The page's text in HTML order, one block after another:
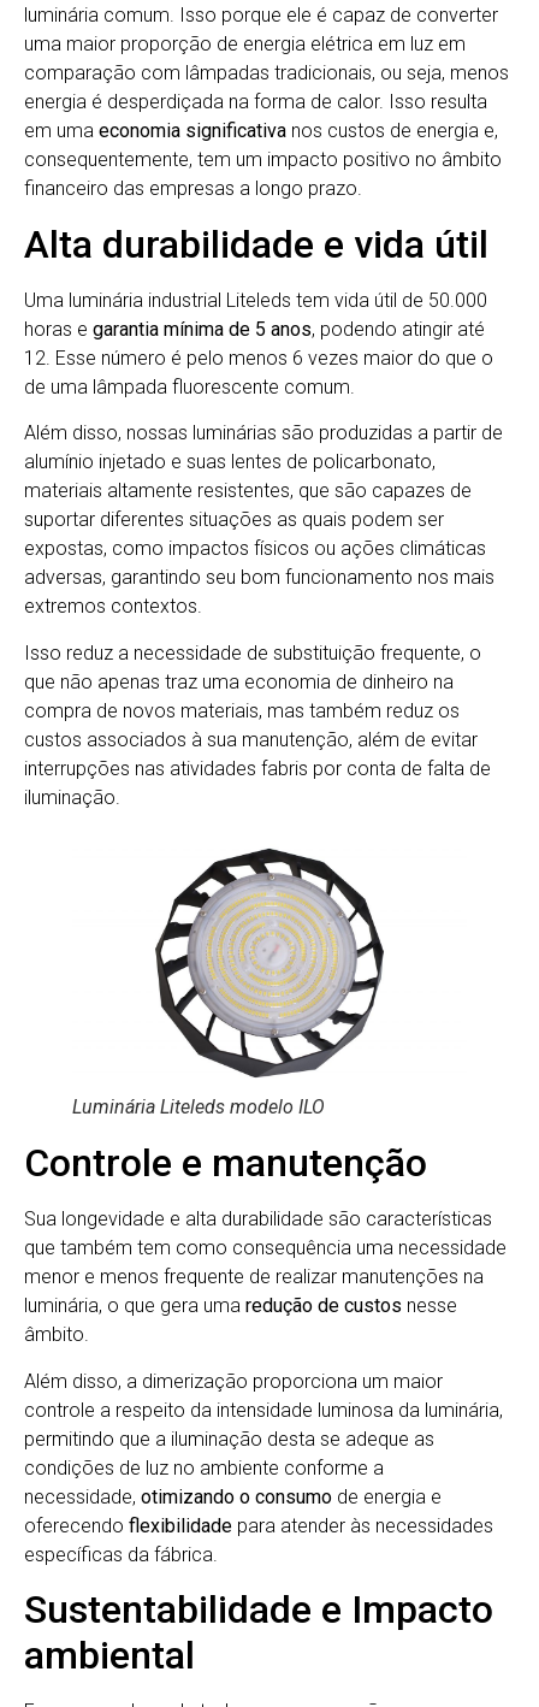
luminária comum. Isso porque ele é capaz de converter
uma maior proporção de energia elétrica em luz em
comparação com lâmpadas tradicionais, ou seja, menos
energia é desperdiçada na forma de calor. Isso resulta
em uma economia significativa nos custos de energia e,
consequentemente, tem um impacto positivo no âmbito
financeiro das empresas a longo prazo.
Alta durabilidade e vida útil
Uma luminária industrial Liteleds tem vida útil de 50.000
horas e garantia mínima de 5 anos, podendo atingir até
12. Esse número é pelo menos 6 vezes maior do que o
de uma lâmpada fluorescente comum.
Além disso, nossas luminárias são produzidas a partir de
alumínio injetado e suas lentes de policarbonato,
materiais altamente resistentes, que são capazes de
suportar diferentes situações as quais podem ser
expostas, como impactos físicos ou ações climáticas
adversas, garantindo seu bom funcionamento nos mais
extremos contextos.
Isso reduz a necessidade de substituição frequente, o
que não apenas traz uma economia de dinheiro na
compra de novos materiais, mas também reduz os
custos associados à sua manutenção, além de evitar
interrupções nas atividades fabris por conta de falta de
iluminação.
Luminária Liteleds modelo ILO
Controle e manutenção
Sua longevidade e alta durabilidade são características
que também tem como consequência uma necessidade
menor e menos frequente de realizar manutenções na
luminária, o que gera uma redução de custos nesse
âmbito.
Além disso, a dimerização proporciona um maior
controle a respeito da intensidade luminosa da luminária,
permitindo que a iluminação desta se adeque as
condições de luz no ambiente conforme a
necessidade, otimizando o consumo de energia e
oferecendo flexibilidade para atender às necessidades
específicas da fábrica.
Sustentabilidade e Impacto
ambiental